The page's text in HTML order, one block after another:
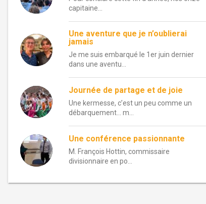
capitaine...
Une aventure que je n’oublierai
jamais
Je me suis embarqué le 1er juin dernier
dans une aventu...
Journée de partage et de joie
Une kermesse, c’est un peu comme un
débarquement… m...
Une conférence passionnante
M. François Hottin, commissaire
divisionnaire en po...